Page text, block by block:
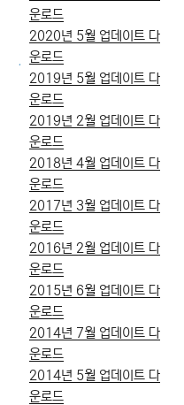
운로드
2020년 5월 업데이트 다
운로드
2019년 5월 업데이트 다
운로드
2019년 2월 업데이트 다
운로드
2018년 4월 업데이트 다
운로드
2017년 3월 업데이트 다
운로드
2016년 2월 업데이트 다
운로드
2015년 6월 업데이트 다
운로드
2014년 7월 업데이트 다
운로드
2014년 5월 업데이트 다
운로드